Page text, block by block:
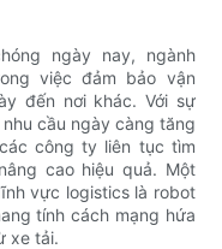
ngày nay, ngành
việc đảm bảo vận
đến nơi khác. Với sự
cầu ngày càng tăng
công ty liên tục tìm
cao hiệu quả. Một
vực logistics là robot
tính cách mạng hứa
xe tải.